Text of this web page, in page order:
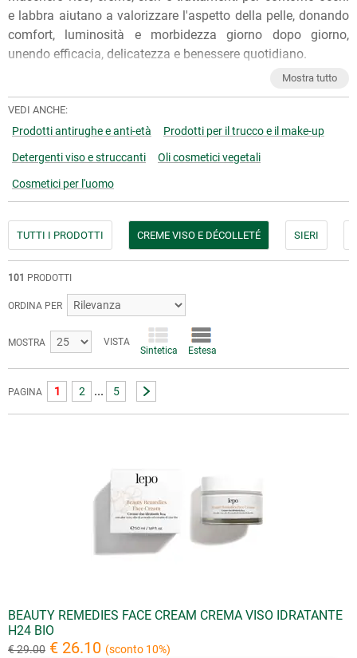
e labbra aiutano a valorizzare l'aspetto della pelle, donando
comfort, luminosità e morbidezza giorno dopo giorno,
unendo efficacia, delicatezza e benessere quotidiano.
Per qualunque consiglio sull'utilizzo dei nostri prodotti, puoi
impegno. Per ulteriori informazioni, inoltre, puoi consultare
gliArticoli di approfondimentosul nostro blog.
Mostra tutto
VEDI ANCHE:
Prodotti antirughe e anti-età Prodotti per il trucco e il make-up
Detergenti viso e struccanti Oli cosmetici vegetali
Cosmetici per l'uomo
TUTTI I PRODOTTI CREME VISO E DÉCOLLETÉ SIERI
101 PRODOTTI
ORDINA PER
MOSTRA VISTA
Sintetica Estesa
PAGINA 1 2 ... 5
BEAUTY REMEDIES FACE CREAM CREMA VISO IDRATANTE
H24 BIO
€ 29.00 € 26.10 (sconto 10%)